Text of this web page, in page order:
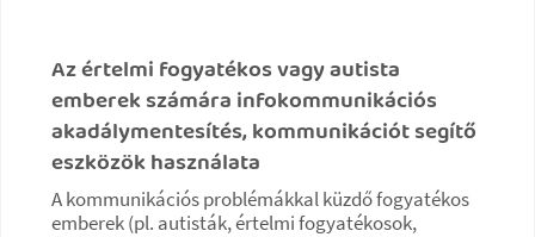
Az értelmi fogyatékos vagy autista
emberek számára infokommunikációs
akadálymentesítés, kommunikációt segítő
eszközök használata
A kommunikációs problémákkal küzdő fogyatékos
emberek (pl. autisták, értelmi fogyatékosok,